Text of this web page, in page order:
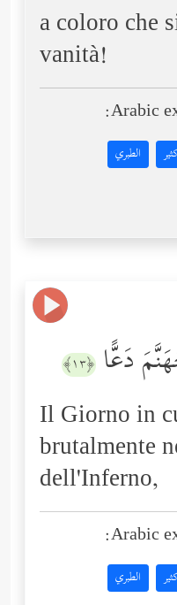
a coloro che
vanità!
Arabic
الطبري
دَعًّا ﴿١٣﴾
Il Giorno in
brutalmente
dell'Inferno,
Arabic
الطبري